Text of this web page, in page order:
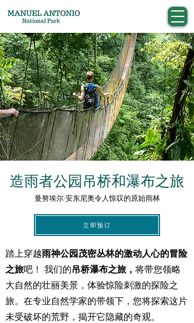
造雨者公园吊桥和瀑布之旅
曼努埃尔·安东尼奥令人惊叹的原始雨林
立即预订
踏上穿越雨神公园茂密丛林的激动人心的冒险
之旅吧！ 我们的吊桥瀑布之旅， 将带您领略
大自然的壮丽美景，体验惊险刺激的探险之
旅。在专业自然学家的带领下，您将探索这片
未受破坏的荒野，揭开它隐藏的奇观。